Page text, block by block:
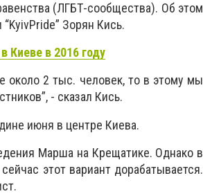
(ЛГБТ-сообщества). Об этом
Зорян Кись.
Киеве в 2016 году
около 2 тыс. человек, то в этому мы
- сказал Кись.
июня в центре Киева.
Марша на Крещатике. Однако в
этот вариант дорабатывается.